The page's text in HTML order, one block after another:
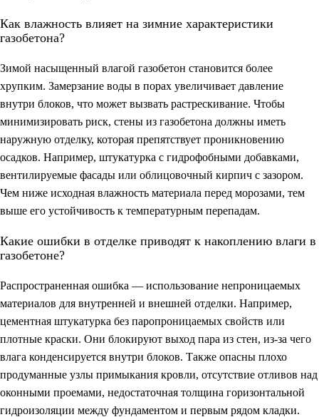
Как влажность влияет на зимние характеристики
газобетона?
Зимой насыщенный влагой газобетон становится более
хрупким. Замерзание воды в порах увеличивает давление
внутри блоков, что может вызвать растрескивание. Чтобы
минимизировать риск, стены из газобетона должны иметь
наружную отделку, которая препятствует проникновению
осадков. Например, штукатурка с гидрофобными добавками,
вентилируемые фасады или облицовочный кирпич с зазором.
Чем ниже исходная влажность материала перед морозами, тем
выше его устойчивость к температурным перепадам.
Какие ошибки в отделке приводят к накоплению влаги в
газобетоне?
Распространенная ошибка — использование непроницаемых
материалов для внутренней и внешней отделки. Например,
цементная штукатурка без паропроницаемых свойств или
плотные краски. Они блокируют выход пара из стен, из-за чего
влага конденсируется внутри блоков. Также опасны плохо
продуманные узлы примыкания кровли, отсутствие отливов над
оконными проемами, недостаточная толщина горизонтальной
гидроизоляции между фундаментом и первым рядом кладки.